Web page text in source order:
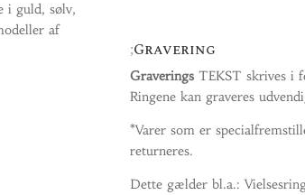
i guld, sølv,
af
Gravering
GraveringsTEKST skrives i
Ringene kan graveres
*Varer som er
returneres.
Dette gælder bl.a.: